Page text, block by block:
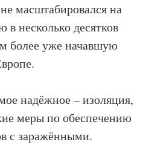
масштабировался на
несколько десятков
более уже начавшую
надёжное – изоляция,
меры по обеспечению
с заражёнными.